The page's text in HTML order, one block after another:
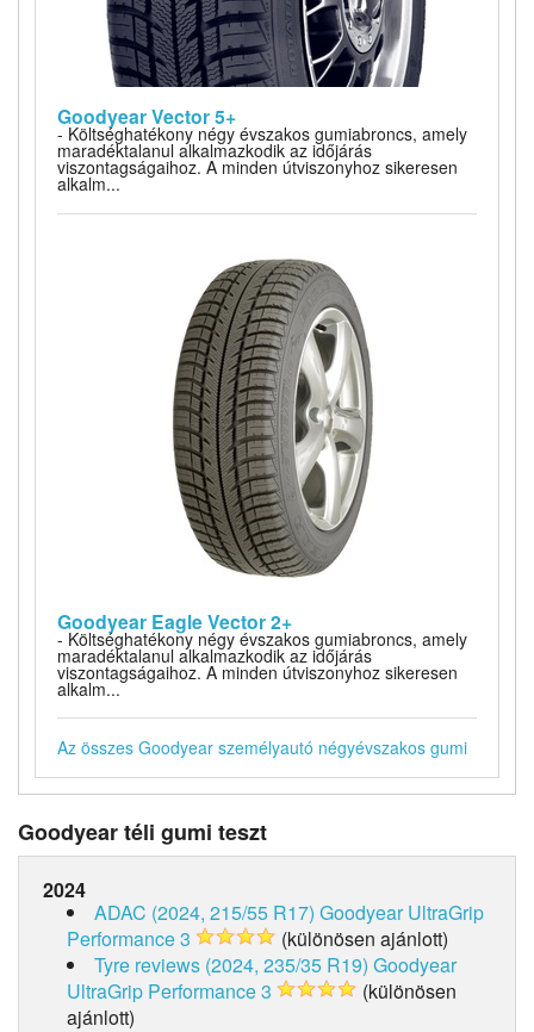
Goodyear Vector 5+
- Költséghatékony négy évszakos gumiabroncs, amely
maradéktalanul alkalmazkodik az időjárás
viszontagságaihoz. A minden útviszonyhoz sikeresen
alkalm...
Goodyear Eagle Vector 2+
- Költséghatékony négy évszakos gumiabroncs, amely
maradéktalanul alkalmazkodik az időjárás
viszontagságaihoz. A minden útviszonyhoz sikeresen
alkalm...
Az összes Goodyear személyautó négyévszakos gumi
Goodyear téli gumi teszt
2024
ADAC (2024, 215/55 R17) Goodyear UltraGrip
Performance 3
(különösen ajánlott)
Tyre reviews (2024, 235/35 R19) Goodyear
UltraGrip Performance 3
(különösen
ajánlott)